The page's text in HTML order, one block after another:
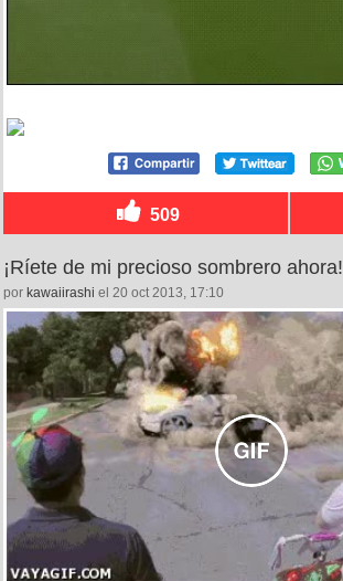
509
¡Ríete de mi precioso sombrero ahora!
por kawaiirashi el 20 oct 2013, 17:10